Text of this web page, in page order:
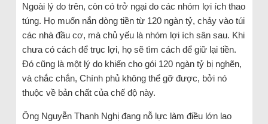
Ngoài lý do trên, còn có trở ngại do các nhóm lợi ích thao
túng. Họ muốn nắn dòng tiền từ 120 ngàn tỷ, chảy vào túi
các nhà đầu cơ, mà chủ yếu là nhóm lợi ích sân sau. Khi
chưa có cách để trục lợi, họ sẽ tìm cách để giữ lại tiền.
Đó cũng là một lý do khiến cho gói 120 ngàn tỷ bị nghẽn,
và chắc chắn, Chính phủ không thể gỡ được, bởi nó
thuộc về bản chất của chế độ này.
Ông Nguyễn Thanh Nghị đang nỗ lực làm điều lớn lao